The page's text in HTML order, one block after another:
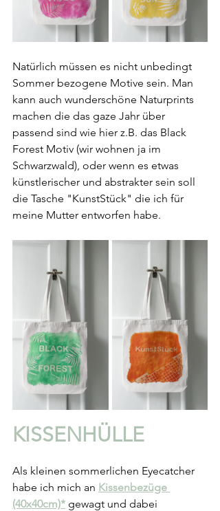
Natürlich müssen es nicht unbedingt
Sommer bezogene Motive sein. Man
kann auch wunderschöne Naturprints
machen die das gaze Jahr über
passend sind wie hier z.B. das Black
Forest Motiv (wir wohnen ja im
Schwarzwald), oder wenn es etwas
künstlerischer und abstrakter sein soll
die Tasche "KunstStück" die ich für
meine Mutter entworfen habe.
KISSENHÜLLE
Als kleinen sommerlichen Eyecatcher
habe ich mich an Kissenbezüge
(40x40cm)* gewagt und dabei